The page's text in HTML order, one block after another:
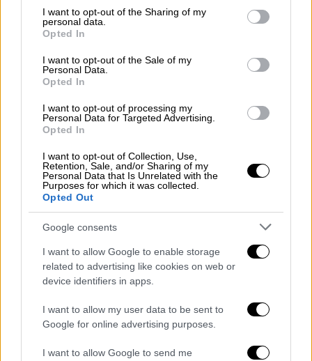
not limited to your visit or usage behaviour. You may click to
grant or deny consent to Google and its third-party tags to
use your data for below specified purposes in below Google
consent section.
I want to opt-out of the Sharing of my
personal data.
Opted In
I want to opt-out of the Sale of my
Personal Data.
Opted In
I want to opt-out of processing my
Personal Data for Targeted Advertising.
Opted In
I want to opt-out of Collection, Use,
Retention, Sale, and/or Sharing of my
Personal Data that Is Unrelated with the
Purposes for which it was collected.
Opted Out
Google consents
I want to allow Google to enable storage
related to advertising like cookies on web or
device identifiers in apps.
I want to allow my user data to be sent to
Google for online advertising purposes.
I want to allow Google to send me
φάλαινα και μοιάζει πολύ με ένα πολύ
μεγάλο δελφίνι.
Ο Anton van Helden, επιστημονικός
σύμβουλος στην
ειδών
του τμήματος προστασίας της
Ζηλανδίας, είναι ένας από τους ειδικούς
παγκοσμίως για τη φάλαινα με τα «δόντια
θεωρούνταν ότι είχε εξαφανιστεί και
βοήθησε στην ονομασία του. « Δεν υπάρχει
καμία αμφιβολία ότι πρόκειται γι' αυτό
δήλωσε στον Guardian.
Σημειώνεται ότι έχει μεταφερθεί με κάποιο
τρόπο σε καταψύκτη, πράγμα που σημαίνει
ότι οι αποφάσεις μπορούν να ληφθούν αργά.
«Δεν μιλάμε για ένα κουφάρι που κάθεται
στον καυτό ήλιο», είπε.